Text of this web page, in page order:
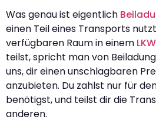
Was genau ist eigentlich
einen Teil eines Transports
verfügbaren Raum in einem LKW
teilst, spricht man von
uns, dir einen unschlagbaren
anzubieten. Du zahlst nur für
benötigst, und teilst dir die
anderen.